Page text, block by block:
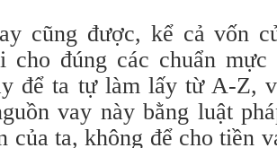
cũng được, kể cả vốn
cho đúng các chuẩn
để ta tự làm lấy từ A-Z,
vay này bằng luật
của ta, không để cho tiền